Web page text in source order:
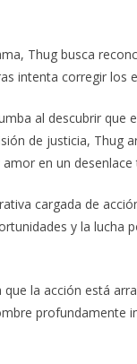
Thug busca
intenta corregir los
al descubrir
de justicia, Thug
en un
cargada de
y la
la acción está
profundamente